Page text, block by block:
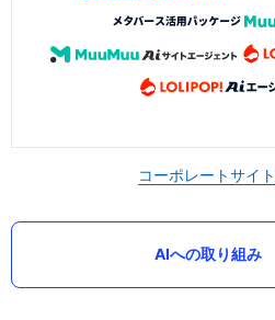
コーポレートサイト
AIへの取り組み